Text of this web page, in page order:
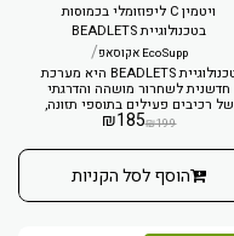
ויטמין C ליפוזומלי בכמוסות
בטכנולוגיית BEADLETS
EcoSupp אקוסאפ /
טכנולוגיית BEADLETS היא מערכת
חדשנית לשחרור מושהה והדרגתי
של רכיבים פעילים בתוספי תזונה,
המאפשרת ספיגה ממושכת ויעילה
₪199
₪185
הוסף לסל הקניות